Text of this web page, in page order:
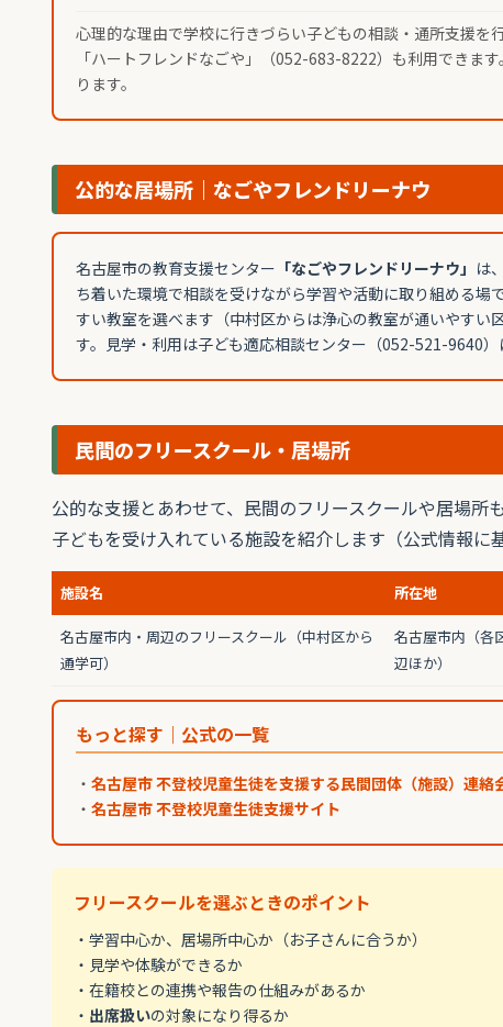
心理的な理由で学校に行きづらい子どもの相談・通所支援
「ハートフレンドなごや」（052-683-8222）も利用できま
ります。
公的な居場所｜なごやフレンドリーナウ
名古屋市の教育支援センター 「なごやフレンドリーナウ」 は
ち着いた環境で相談を受けながら学習や活動に取り組める場
すい教室を選べます（中村区からは浄心の教室が通いやすい
す。見学・利用は子ども適応相談センター（052-521-9640）
民間のフリースクール・居場所
公的な支援とあわせて、民間のフリースクールや居場
子どもを受け入れている施設を紹介します（公式情報に
施設名 所在地
名古屋市内・周辺のフリースクール（中村区から
通学可）
名古屋市内（各
辺ほか）
もっと探す｜公式の一覧
・ 名古屋市 不登校児童生徒を支援する民間団体（施設）連絡
・ 名古屋市 不登校児童生徒支援サイト
フリースクールを選ぶときのポイント
・学習中心か、居場所中心か（お子さんに合うか）
・見学や体験ができるか
・在籍校との連携や報告の仕組みがあるか
・ 出席扱いの対象になり得るか